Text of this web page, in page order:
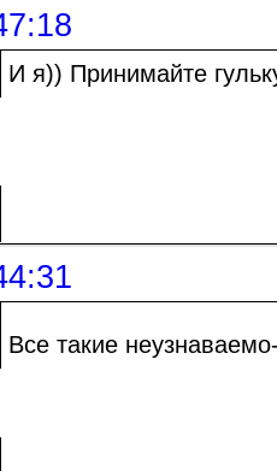
И я)) Принимайте
Все такие